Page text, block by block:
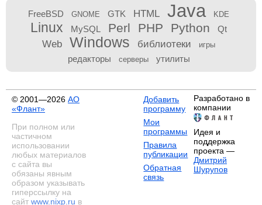
FreeBSD GNOME GTK HTML Java KDE
Linux MySQL Perl PHP Python Qt
Web Windows библиотеки игры
редакторы серверы утилиты
© 2001—2026 АО
«Флант»
При полном или
частичном
использовании
любых материалов
с сайта вы
обязаны явным
образом указывать
гиперссылку на
сайт www.nixp.ru в
Добавить
программу
Мои
программы
Правила
публикации
Обратная
связь
Разработано в
компании
Идея и
поддержка
проекта —
Дмитрий
Шурупов